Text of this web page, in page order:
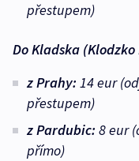
přestupem)
Do Kladska
z Prahy: 14 eur
přestupem)
z Pardubic: 8 eur
přímo)